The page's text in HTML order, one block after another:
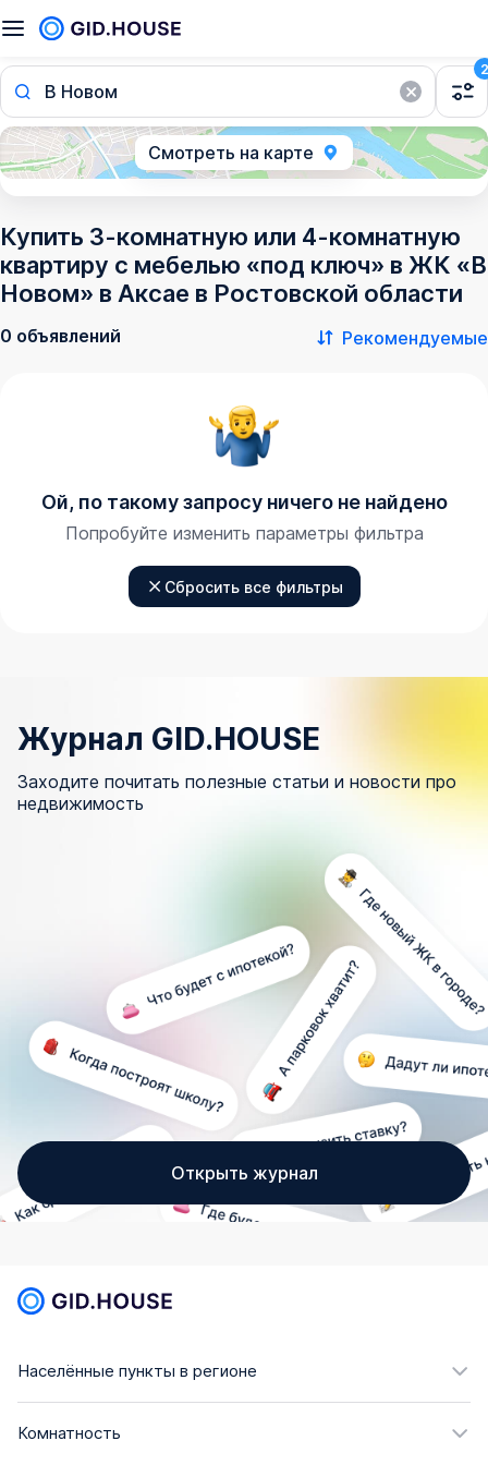
В Новом
2
Смотреть на карте
Купить 3-комнатную или 4-комнатную
квартиру с мебелью «под ключ» в ЖК «В
Новом» в Аксае в Ростовской области
0 объявлений Рекомендуемые
Ой, по такому запросу ничего не найдено
Попробуйте изменить параметры фильтра
Сбросить все фильтры
Журнал GID.HOUSE
Заходите почитать полезные статьи и новости про
недвижимость
Открыть журнал
Населённые пункты в регионе
Комнатность